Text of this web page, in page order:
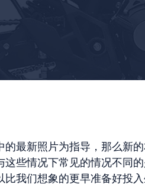
最新照片为指导，那么新
些情况下常见的情况不同
我们想象的更早准备好投入